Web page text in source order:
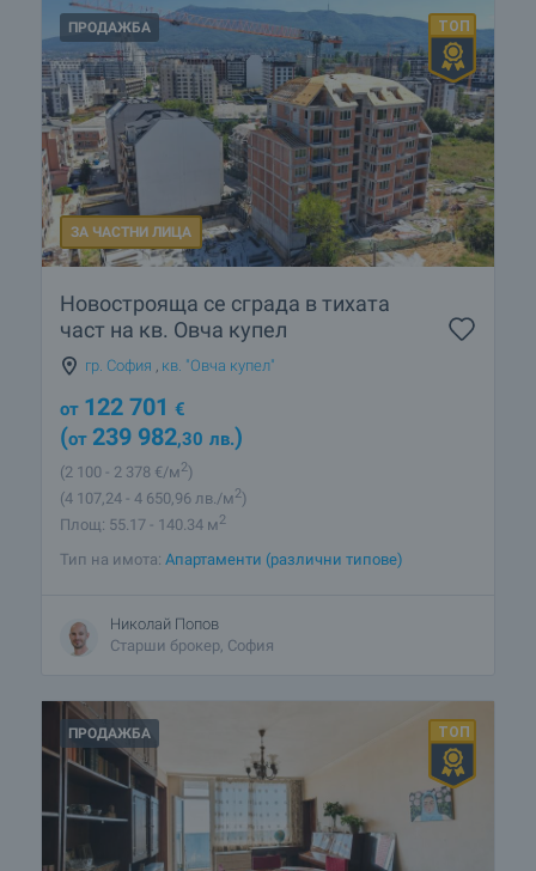
ПРОДАЖБА
ЗА ЧАСТНИ ЛИЦА
Новострояща се сграда в тихата
част на кв. Овча купел
гр. София кв. "Овча купел"
от 122 701 €
(от 239 982,30 лв.)
(2 100 - 2 378 €/м2)
(4 107,24 - 4 650,96 лв./м2)
Площ: 55.17 - 140.34 м2
Тип на имота: Апартаменти (различни типове)
Николай Попов
Старши брокер, София
ПРОДАЖБА